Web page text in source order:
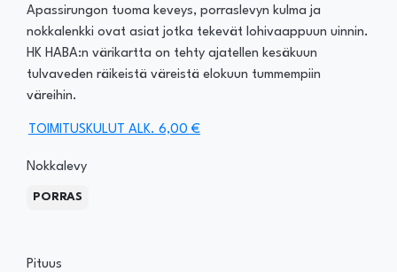
Apassirungon tuoma keveys, porraslevyn kulma ja
nokkalenkki ovat asiat jotka tekevät lohivaappuun uinnin.
HK HABA:n värikartta on tehty ajatellen kesäkuun
tulvaveden räikeistä väreistä elokuun tummempiin
väreihin.
TOIMITUSKULUT ALK. 6,00 €
Nokkalevy
PORRAS
Pituus